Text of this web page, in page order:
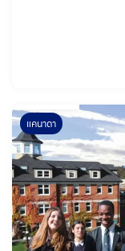
แคนาดา